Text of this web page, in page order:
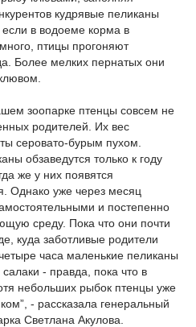
кудрявые пеликаны
если в водоеме корма в
птицы прогоняют
Более мелких пернатых они
зоопарке птенцы совсем не
родителей. Их вес
серовато-бурым пухом.
обзаведутся только к году
же у них появятся
Однако уже через месяц
и постепенно
среду. Пока что они почти
куда заботливые родители
часа маленькие пеликаны
- правда, пока что в
небольших рыбок птенцы уже
- рассказала генеральный
Светлана Акулова.